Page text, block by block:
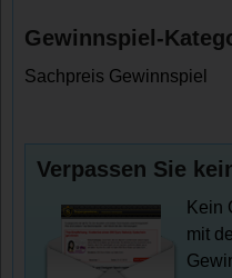
Gewinnspiel-
Sachpreis Gewinnspiel
Verpassen Sie
Kein
mit